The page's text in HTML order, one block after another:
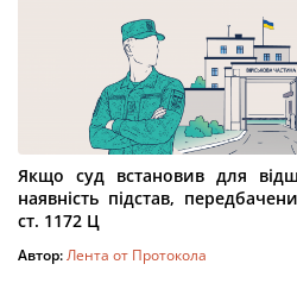
Якщо суд встановив для
наявність підстав,
ст. 1172 Ц
Автор:Лента от Протокола